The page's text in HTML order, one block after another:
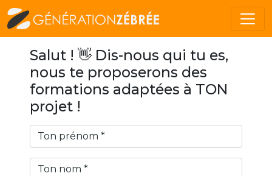
Salut ! 👋 Dis-nous qui tu es,
nous te proposerons des
formations adaptées à TON
projet !